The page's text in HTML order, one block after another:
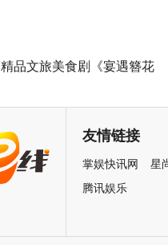
精品文旅美食剧《宴遇簪花
最美幼儿园作为隐藏彩蛋首次
亮相
友情链接
掌娱快讯网
星
腾讯娱乐